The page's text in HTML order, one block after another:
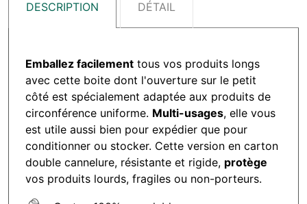
DESCRIPTION DÉTAIL
Emballez facilement tous vos produits longs
avec cette boite dont l'ouverture sur le petit
côté est spécialement adaptée aux produits de
circonférence uniforme. Multi-usages, elle vous
est utile aussi bien pour expédier que pour
conditionner ou stocker. Cette version en carton
double cannelure, résistante et rigide, protège
vos produits lourds, fragiles ou non-porteurs.